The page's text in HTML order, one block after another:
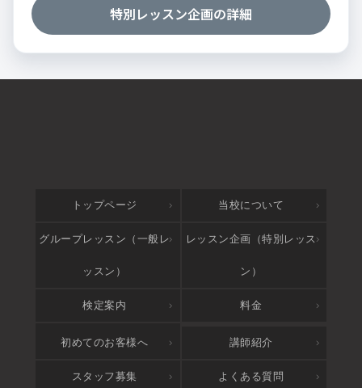
特別レッスン企画の詳細
トップページ 当校について
グループレッスン（一般レ
ッスン）
レッスン企画（特別レッス
ン）
検定案内 料金
アクセス
初めてのお客様へ 講師紹介
スタッフ募集 よくある質問